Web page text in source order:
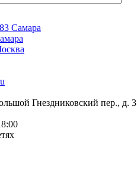
Самара
Гнездниковский пер., д. 3